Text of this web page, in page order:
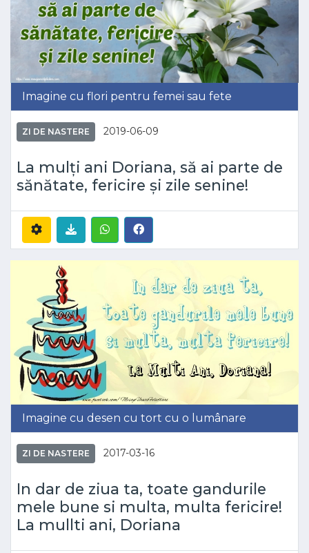
Imagine cu flori pentru femei sau fete
ZI DE NASTERE 2019-06-09
La mulți ani Doriana, să ai parte de
sănătate, fericire și zile senine!
Imagine cu desen cu tort cu o lumânare
ZI DE NASTERE 2017-03-16
In dar de ziua ta, toate gandurile
mele bune si multa, multa fericire!
La mullti ani, Doriana